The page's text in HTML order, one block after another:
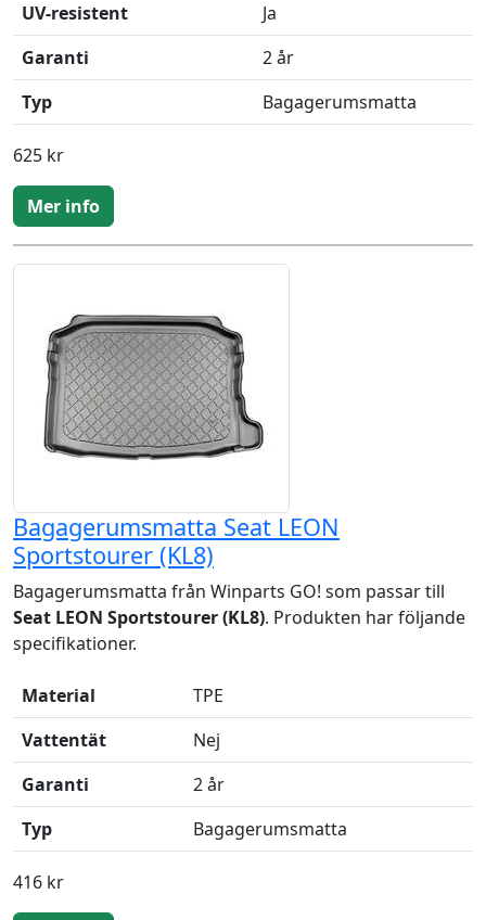
UV-resistent
Ja
Garanti
2 år
Typ
Bagagerumsmatta
625 kr
Mer info
Bagagerumsmatta Seat LEON
Sportstourer (KL8)
Bagagerumsmatta från Winparts GO! som passar till
Seat LEON Sportstourer (KL8). Produkten har följande
specifikationer.
Material
TPE
Vattentät
Nej
Garanti
2 år
Typ
Bagagerumsmatta
416 kr